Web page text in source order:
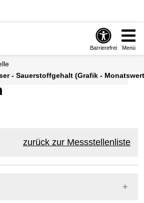
Barrierefrei Menü
- Sauerstoffgehalt (Grafik -
zurück zur Messstellenliste